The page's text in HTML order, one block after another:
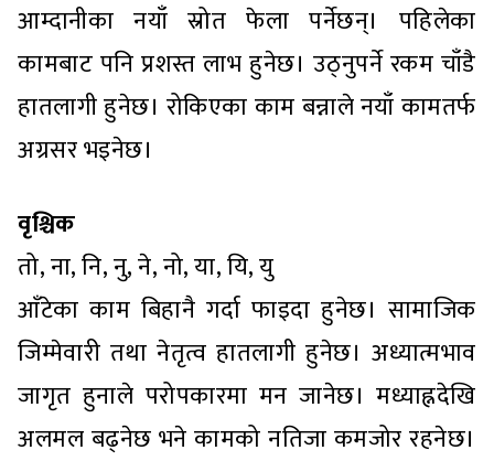
आम्दानीका नयाँ स्रोत फेला पर्नेछन्। पहिलेका
कामबाट पनि प्रशस्त लाभ हुनेछ। उठ्नुपर्ने रकम चाँडै
हातलागी हुनेछ। रोकिएका काम बन्नाले नयाँ कामतर्फ
अग्रसर भइनेछ।
वृश्चिक
तो, ना, नि, नु, ने, नो, या, यि, यु
आँटेका काम बिहानै गर्दा फाइदा हुनेछ। सामाजिक
जिम्मेवारी तथा नेतृत्व हातलागी हुनेछ। अध्यात्मभाव
जागृत हुनाले परोपकारमा मन जानेछ। मध्याह्नदेखि
अलमल बढ्नेछ भने कामको नतिजा कमजोर रहनेछ।